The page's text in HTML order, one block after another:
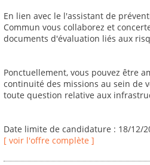
En lien avec le l'assistant de
Commun vous collaborez et
documents d'évaluation liés aux
Ponctuellement, vous pouvez être
continuité des missions au sein de
toute question relative aux
Date limite de candidature : 18/12/
[ voir l'offre complète ]